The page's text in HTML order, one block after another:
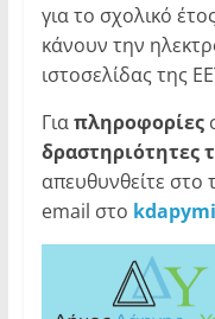
για το σχολικό
κάνουν την
ιστοσελίδας της
Γιαπληροφορίες
δραστηριότητες
απευθυνθείτε στο
email στο